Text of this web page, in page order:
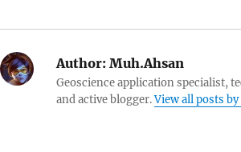
Author:Muh.Ahsan
Geoscience application specialist,
and active blogger.View all posts